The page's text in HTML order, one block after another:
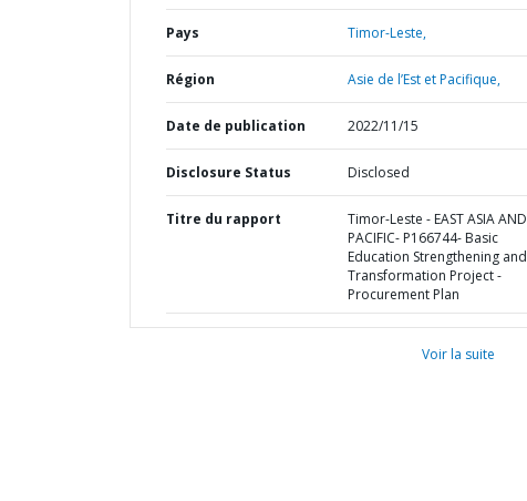
Pays Timor-Leste,
Région Asie de l’Est et Pacifique,
Date de publication 2022/11/15
Disclosure Status Disclosed
Titre du rapport
Timor-Leste - EAST ASIA AND
PACIFIC- P166744- Basic
Education Strengthening and
Transformation Project -
Procurement Plan
Voir la suite